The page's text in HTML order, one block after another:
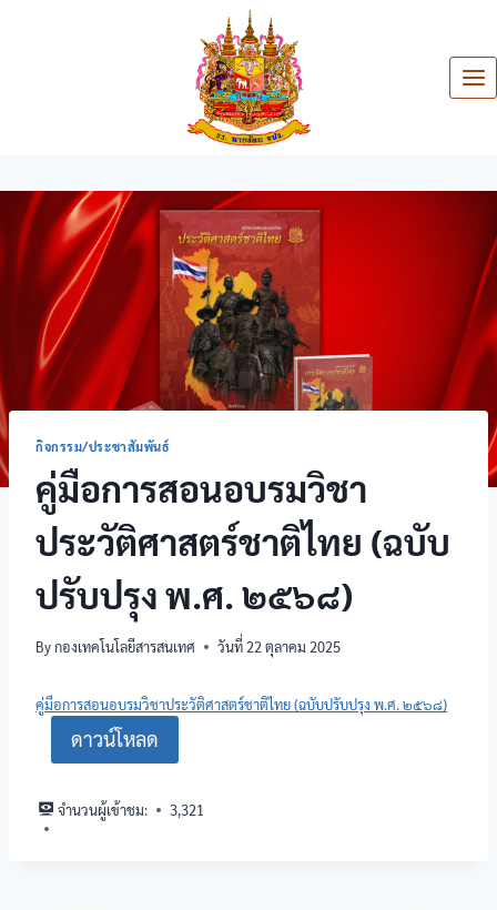
กิจกรรม/ประชาสัมพันธ์
คู่มือการสอนอบรมวิชา
ประวัติศาสตร์ชาติไทย (ฉบับ
ปรับปรุง พ.ศ. ๒๕๖๘)
Byกองเทคโนโลยีสารสนเทศ วันที่ 22 ตุลาคม 2025
คู่มือการสอนอบรมวิชาประวัติศาสตร์ชาติไทย (ฉบับปรับปรุง พ.ศ. ๒๕๖๘)
ดาวน์โหลด
จำนวนผู้เข้าชม: 3,321